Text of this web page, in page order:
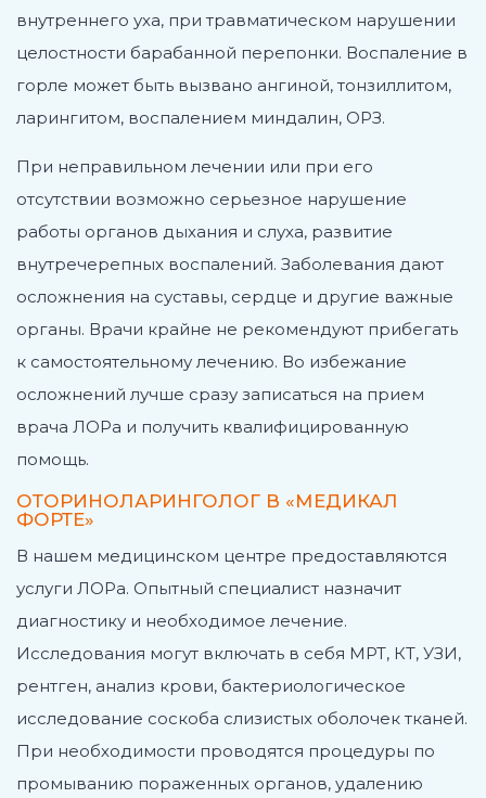
внутреннего уха, при травматическом нарушении
целостности барабанной перепонки. Воспаление в
горле может быть вызвано ангиной, тонзиллитом,
ларингитом, воспалением миндалин, ОРЗ.
При неправильном лечении или при его
отсутствии возможно серьезное нарушение
работы органов дыхания и слуха, развитие
внутречерепных воспалений. Заболевания дают
осложнения на суставы, сердце и другие важные
органы. Врачи крайне не рекомендуют прибегать
к самостоятельному лечению. Во избежание
осложнений лучше сразу записаться на прием
врача ЛОРа и получить квалифицированную
помощь.
ОТОРИНОЛАРИНГОЛОГ В «МЕДИКАЛ
ФОРТЕ»
В нашем медицинском центре предоставляются
услуги ЛОРа. Опытный специалист назначит
диагностику и необходимое лечение.
Исследования могут включать в себя МРТ, КТ, УЗИ,
рентген, анализ крови, бактериологическое
исследование соскоба слизистых оболочек тканей.
При необходимости проводятся процедуры по
промыванию пораженных органов, удалению